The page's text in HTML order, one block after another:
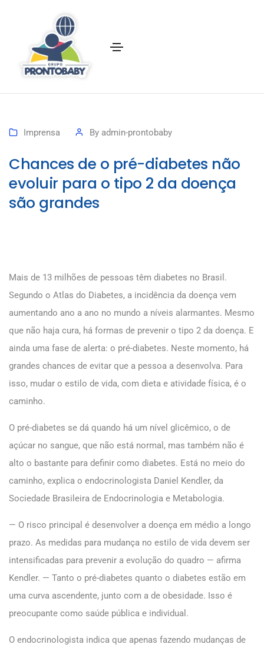
Imprensa By admin-prontobaby
Chances de o pré-diabetes não
evoluir para o tipo 2 da doença
são grandes
Mais de 13 milhões de pessoas têm diabetes no Brasil.
Segundo o Atlas do Diabetes, a incidência da doença vem
aumentando ano a ano no mundo a níveis alarmantes. Mesmo
que não haja cura, há formas de prevenir o tipo 2 da doença. E
ainda uma fase de alerta: o pré-diabetes. Neste momento, há
grandes chances de evitar que a pessoa a desenvolva. Para
isso, mudar o estilo de vida, com dieta e atividade física, é o
caminho.
O pré-diabetes se dá quando há um nível glicêmico, o de
açúcar no sangue, que não está normal, mas também não é
alto o bastante para definir como diabetes. Está no meio do
caminho, explica o endocrinologista Daniel Kendler, da
Sociedade Brasileira de Endocrinologia e Metabologia.
— O risco principal é desenvolver a doença em médio a longo
prazo. As medidas para mudança no estilo de vida devem ser
intensificadas para prevenir a evolução do quadro — afirma
Kendler. — Tanto o pré-diabetes quanto o diabetes estão em
uma curva ascendente, junto com a de obesidade. Isso é
preocupante como saúde pública e individual.
O endocrinologista indica que apenas fazendo mudanças de